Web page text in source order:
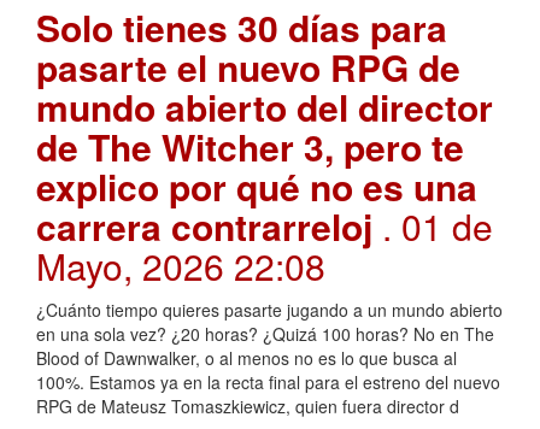
Solo tienes 30 días para
pasarte el nuevo RPG de
mundo abierto del director
de The Witcher 3, pero te
explico por qué no es una
carrera contrarreloj . 01 de
Mayo, 2026 22:08
¿Cuánto tiempo quieres pasarte jugando a un mundo abierto
en una sola vez? ¿20 horas? ¿Quizá 100 horas? No en The
Blood of Dawnwalker, o al menos no es lo que busca al
100%. Estamos ya en la recta final para el estreno del nuevo
RPG de Mateusz Tomaszkiewicz, quien fuera director d